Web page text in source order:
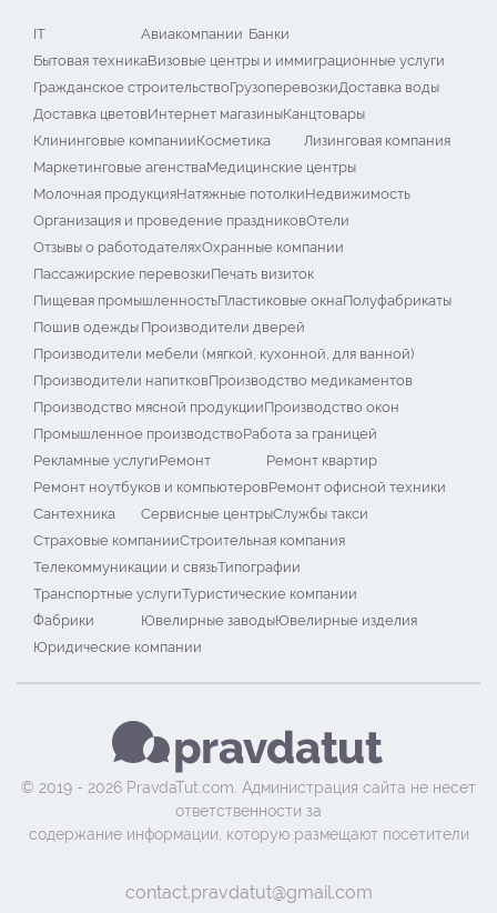
IT Авиакомпании Банки
Бытовая техникаВизовые центры и иммиграционные услуги
Гражданское строительствоГрузоперевозкиДоставка воды
Доставка цветовИнтернет магазиныКанцтовары
Клининговые компанииКосметика
Лизинговая компания
Маркетинговые агенстваМедицинские центры
Молочная продукцияНатяжные потолкиНедвижимость
Организация и проведение праздниковОтели
Отзывы о работодателяхОхранные компании
Пассажирские перевозкиПечать визиток
Пищевая промышленностьПластиковые окнаПолуфабрикаты
Пошив одежды Производители дверей
Производители мебели (мягкой, кухонной, для ванной)
Производители напитковПроизводство медикаментов
Производство мясной продукцииПроизводство окон
Промышленное производствоРабота за границей
Рекламные услугиРемонт
Ремонт квартир
Ремонт ноутбуков и компьютеровРемонт офисной техники
Сантехника
Сервисные центрыСлужбы такси
Страховые компанииСтроительная компания
Телекоммуникации и связьТипографии
Транспортные услугиТуристические компании
Фабрики
Ювелирные заводыЮвелирные изделия
Юридические компании
© 2019 - 2026 PravdaTut.com. Администрация сайта не несет
ответственности за
содержание информации, которую размещают посетители
contact.pravdatut@gmail.com